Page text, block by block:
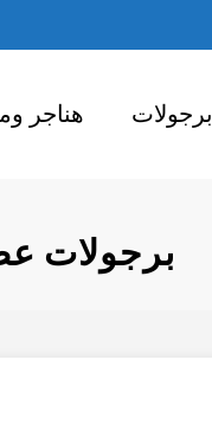
برجولات هناجر
برجولات